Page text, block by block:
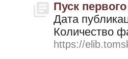
Пуск
Дата
Количество
https://